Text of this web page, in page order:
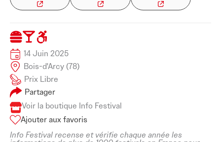
14 Juin 2025
Bois-d'Arcy (78)
Prix Libre
Partager
Voir la boutique Info Festival
Ajouter aux favoris
Info Festival recense et vérifie chaque année les